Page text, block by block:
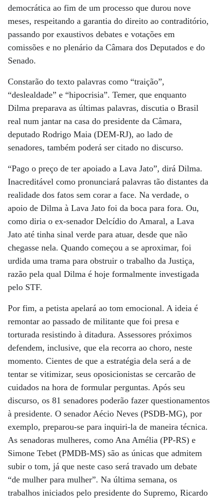
democrática ao fim de um processo que durou nove
meses, respeitando a garantia do direito ao contraditório,
passando por exaustivos debates e votações em
comissões e no plenário da Câmara dos Deputados e do
Senado.
Constarão do texto palavras como “traição”,
“deslealdade” e “hipocrisia”. Temer, que enquanto
Dilma preparava as últimas palavras, discutia o Brasil
real num jantar na casa do presidente da Câmara,
deputado Rodrigo Maia (DEM-RJ), ao lado de
senadores, também poderá ser citado no discurso.
“Pago o preço de ter apoiado a Lava Jato”, dirá Dilma.
Inacreditável como pronunciará palavras tão distantes da
realidade dos fatos sem corar a face. Na verdade, o
apoio de Dilma à Lava Jato foi da boca para fora. Ou,
como diria o ex-senador Delcídio do Amaral, a Lava
Jato até tinha sinal verde para atuar, desde que não
chegasse nela. Quando começou a se aproximar, foi
urdida uma trama para obstruir o trabalho da Justiça,
razão pela qual Dilma é hoje formalmente investigada
pelo STF.
Por fim, a petista apelará ao tom emocional. A ideia é
remontar ao passado de militante que foi presa e
torturada resistindo à ditadura. Assessores próximos
defendem, inclusive, que ela recorra ao choro, neste
momento. Cientes de que a estratégia dela será a de
tentar se vitimizar, seus oposicionistas se cercarão de
cuidados na hora de formular perguntas. Após seu
discurso, os 81 senadores poderão fazer questionamentos
à presidente. O senador Aécio Neves (PSDB-MG), por
exemplo, preparou-se para inquiri-la de maneira técnica.
As senadoras mulheres, como Ana Amélia (PP-RS) e
Simone Tebet (PMDB-MS) são as únicas que admitem
subir o tom, já que neste caso será travado um debate
“de mulher para mulher”. Na última semana, os
trabalhos iniciados pelo presidente do Supremo, Ricardo